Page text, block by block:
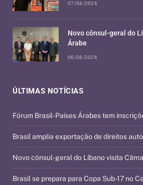
ÚLTIMAS NOTÍCIAS
Fórum Brasil-Países Árabes tem
Brasil amplia exportação de direitos
Novo cônsul-geral do Líbano visita
Brasil se prepara para Copa Sub-17 no
07/08/2026
Novo cônsul-geral do
Árabe
06/08/2026